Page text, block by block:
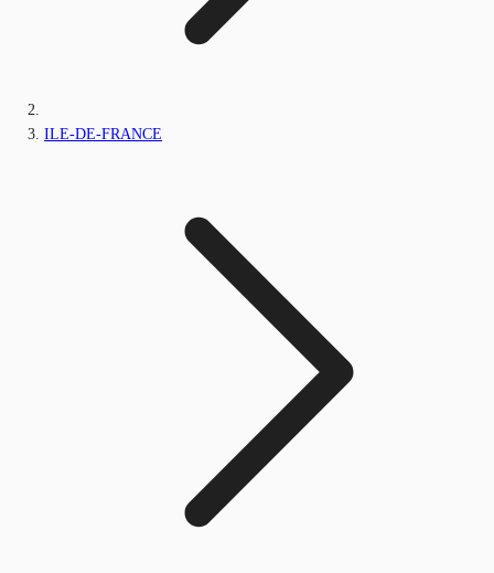
ILE-DE-FRANCE